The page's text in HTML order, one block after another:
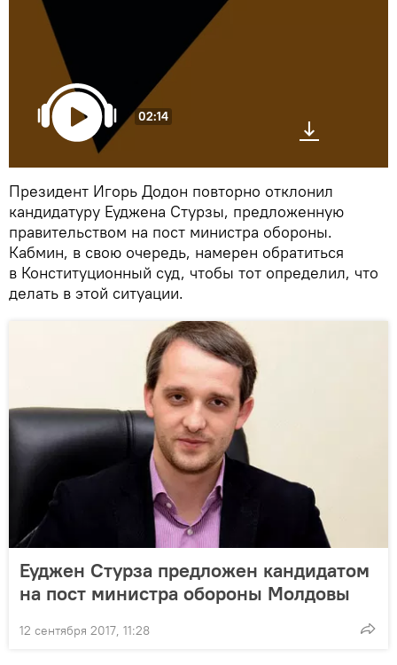
02:14
Президент Игорь Додон повторно отклонил
кандидатуру Еуджена Стурзы, предложенную
правительством на пост министра обороны.
Кабмин, в свою очередь, намерен обратиться
в Конституционный суд, чтобы тот определил, что
делать в этой ситуации.
Еуджен Стурза предложен кандидатом
на пост министра обороны Молдовы
12 сентября 2017, 11:28